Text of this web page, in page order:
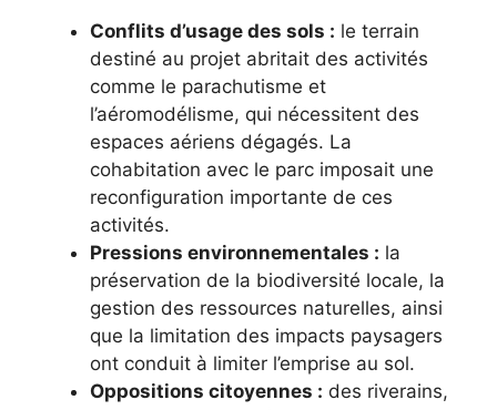
Conflits d’usage des sols : le terrain
destiné au projet abritait des activités
comme le parachutisme et
l’aéromodélisme, qui nécessitent des
espaces aériens dégagés. La
cohabitation avec le parc imposait une
reconfiguration importante de ces
activités.
Pressions environnementales : la
préservation de la biodiversité locale, la
gestion des ressources naturelles, ainsi
que la limitation des impacts paysagers
ont conduit à limiter l’emprise au sol.
Oppositions citoyennes : des riverains,